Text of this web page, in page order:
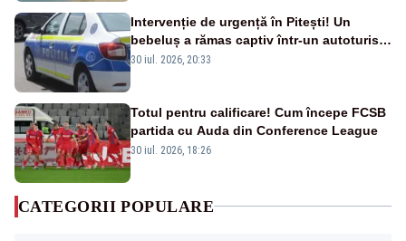
Intervenție de urgență în Pitești! Un
bebeluș a rămas captiv într-un autoturism
din cauza unei defecțiuni
30 iul. 2026, 20:33
Totul pentru calificare! Cum începe FCSB
partida cu Auda din Conference League
30 iul. 2026, 18:26
CATEGORII POPULARE